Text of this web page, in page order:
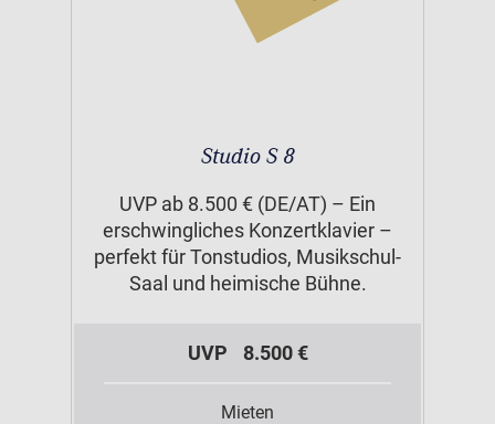
Studio S 8
UVP ab 8.500 € (DE/AT) – Ein
erschwingliches Konzertklavier –
perfekt für Tonstudios, Musikschul-
Saal und heimische Bühne.
UVP 8.500 €
Mieten